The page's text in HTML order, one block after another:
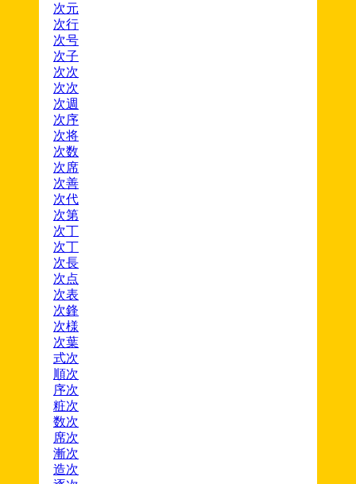
次元
次行
次号
次子
次次
次次
次週
次序
次将
次数
次席
次善
次代
次第
次丁
次丁
次長
次点
次表
次鋒
次様
次葉
式次
順次
序次
粧次
数次
席次
漸次
造次